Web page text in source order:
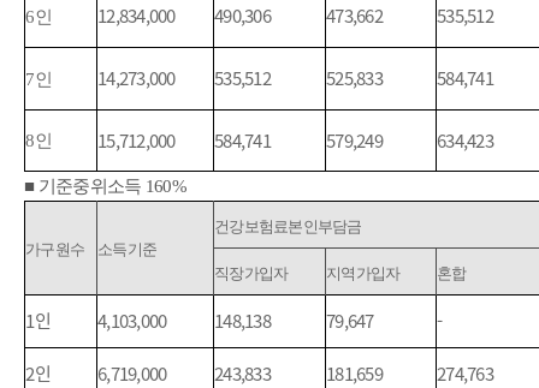
6인 12,834,000 490,306 473,662 535,512
7인 14,273,000 535,512 525,833 584,741
8인 15,712,000 584,741 579,249 634,423
■ 기준중위소득 160%
가구원수 소득기준
건강보험료본인부담금
직장가입자 지역가입자 혼합
1인 4,103,000 148,138 79,647 -
2인 6,719,000 243,833 181,659 274,763